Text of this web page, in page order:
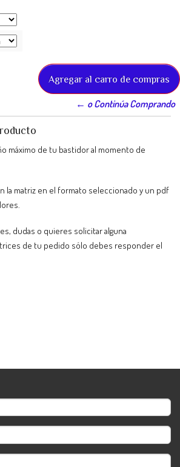
← o Continúa Comprando
máximo de tu bastidor al momento de
la matriz en el formato seleccionado y un pdf
dudas o quieres solicitar alguna
de tu pedido sólo debes responder el